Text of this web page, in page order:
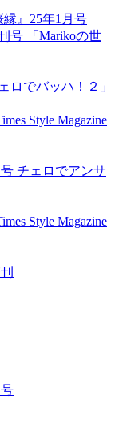
』25年1月号
号 「Marikoの世
ロでバッハ！２」
Style Magazine
チェロでアンサ
Style Magazine